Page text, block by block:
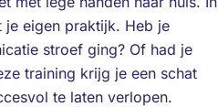
je eigen praktijk. Heb je
stroef ging? Of had je
training krijg je een schat
te laten verlopen.